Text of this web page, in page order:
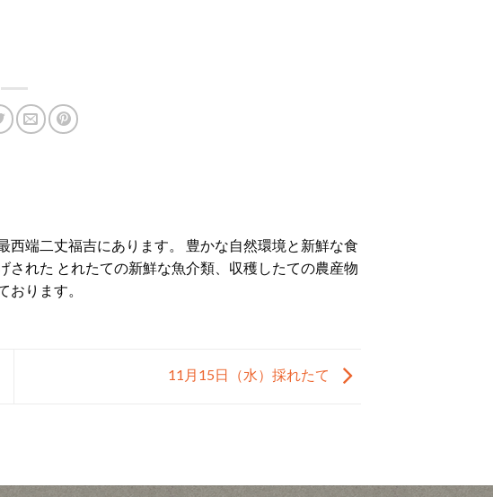
端二丈福吉にあります。 豊かな自然環境と新鮮な食
れた とれたての新鮮な魚介類、収穫したての農産物
ります。
11月15日（水）採れたて